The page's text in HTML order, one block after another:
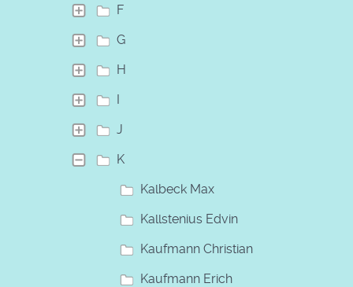
F
G
H
I
J
K
Kalbeck Max
Kallstenius Edvin
Kaufmann Christian
Kaufmann Erich